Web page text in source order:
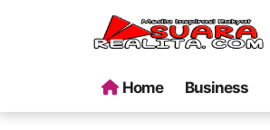
Home Business